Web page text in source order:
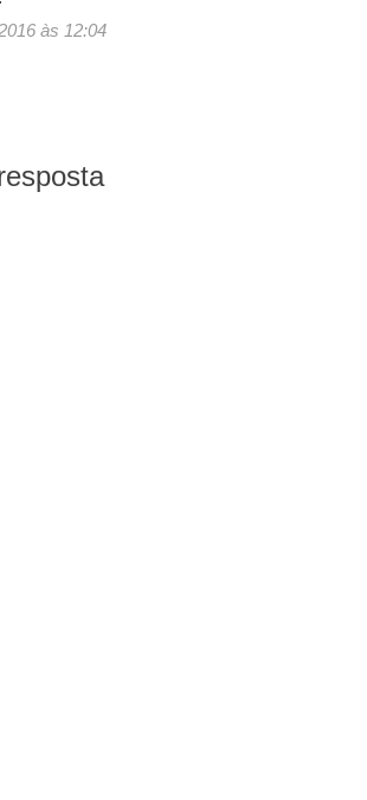
às 12:04